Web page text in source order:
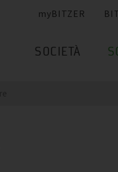
myBITZER
SOCIETÀ